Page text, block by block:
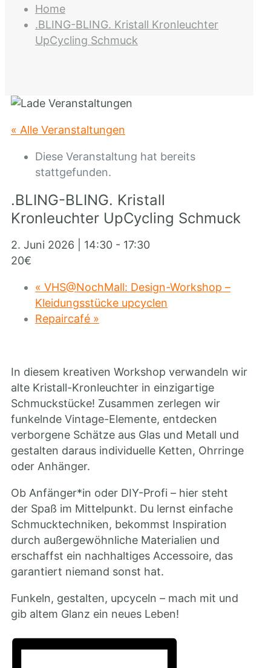
Home
.BLING-BLING. Kristall Kronleuchter
UpCycling Schmuck
« Alle Veranstaltungen
Diese Veranstaltung hat bereits
stattgefunden.
.BLING-BLING. Kristall
Kronleuchter UpCycling Schmuck
2. Juni 2026 | 14:30 - 17:30
20€
« VHS@NochMall: Design-Workshop –
Kleidungsstücke upcyclen
Repaircafé »
In diesem kreativen Workshop verwandeln wir
alte Kristall-Kronleuchter in einzigartige
Schmuckstücke! Zusammen zerlegen wir
funkelnde Vintage-Elemente, entdecken
verborgene Schätze aus Glas und Metall und
gestalten daraus individuelle Ketten, Ohrringe
oder Anhänger.
Ob Anfänger*in oder DIY-Profi – hier steht
der Spaß im Mittelpunkt. Du lernst einfache
Schmucktechniken, bekommst Inspiration
durch außergewöhnliche Materialien und
erschaffst ein nachhaltiges Accessoire, das
garantiert niemand sonst hat.
Funkeln, gestalten, upcyceln – mach mit und
gib altem Glanz ein neues Leben!